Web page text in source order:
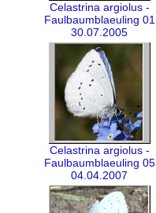
Celastrina argiolus -
Faulbaumblaeuling 01
30.07.2005
Celastrina argiolus -
Faulbaumblaeuling 05
04.04.2007